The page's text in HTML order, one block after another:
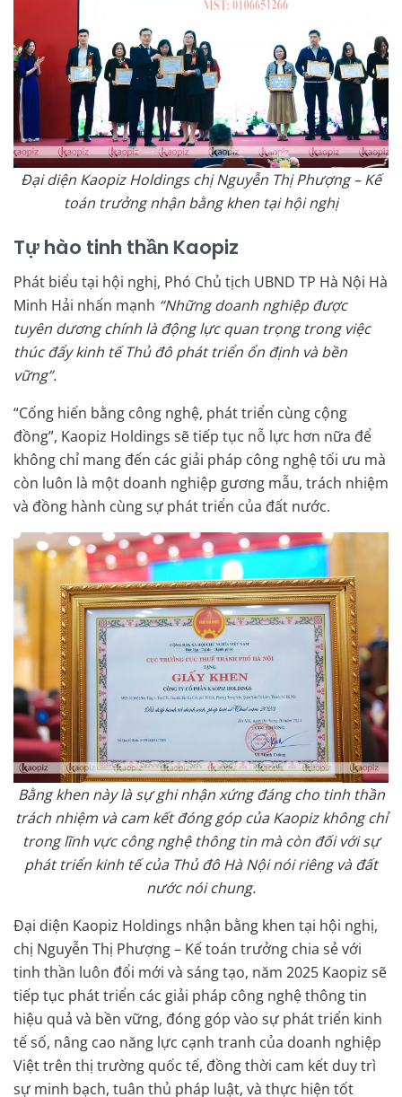
Đại diện Kaopiz Holdings chị Nguyễn Thị Phượng – Kế
toán trưởng nhận bằng khen tại hội nghị
Tự hào tinh thần Kaopiz
Phát biểu tại hội nghị, Phó Chủ tịch UBND TP Hà Nội Hà
Minh Hải nhấn mạnh “Những doanh nghiệp được
tuyên dương chính là động lực quan trọng trong việc
thúc đẩy kinh tế Thủ đô phát triển ổn định và bền
vững”.
“Cống hiến bằng công nghệ, phát triển cùng cộng
đồng”, Kaopiz Holdings sẽ tiếp tục nỗ lực hơn nữa để
không chỉ mang đến các giải pháp công nghệ tối ưu mà
còn luôn là một doanh nghiệp gương mẫu, trách nhiệm
và đồng hành cùng sự phát triển của đất nước.
Bằng khen này là sự ghi nhận xứng đáng cho tinh thần
trách nhiệm và cam kết đóng góp của Kaopiz không chỉ
trong lĩnh vực công nghệ thông tin mà còn đối với sự
phát triển kinh tế của Thủ đô Hà Nội nói riêng và đất
nước nói chung.
Đại diện Kaopiz Holdings nhận bằng khen tại hội nghị,
chị Nguyễn Thị Phượng – Kế toán trưởng chia sẻ với
tinh thần luôn đổi mới và sáng tạo, năm 2025 Kaopiz sẽ
tiếp tục phát triển các giải pháp công nghệ thông tin
hiệu quả và bền vững, đóng góp vào sự phát triển kinh
tế số, nâng cao năng lực cạnh tranh của doanh nghiệp
Việt trên thị trường quốc tế, đồng thời cam kết duy trì
sự minh bạch, tuân thủ pháp luật, và thực hiện tốt